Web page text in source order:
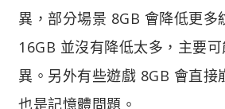
異，部分場景 8GB 會降低更多
16GB 並沒有降低太多，主要
異。另外有些遊戲 8GB 會直接
也是記憶體問題。